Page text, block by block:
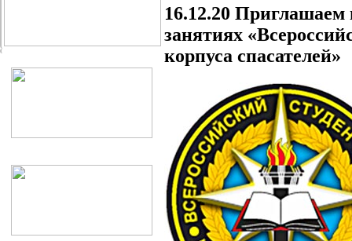
16.12.20 Приглашаем
занятиях
корпуса спасателей»